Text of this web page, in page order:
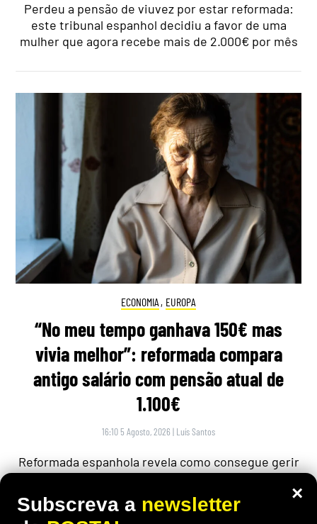
Perdeu a pensão de viuvez por estar reformada:
este tribunal espanhol decidiu a favor de uma
mulher que agora recebe mais de 2.000€ por mês
ECONOMIA , EUROPA
“No meu tempo ganhava 150€ mas
vivia melhor”: reformada compara
antigo salário com pensão atual de
1.100€
16:10 5 Agosto, 2026 | Luís Santos
Reformada espanhola revela como consegue gerir
mensalmente uma pensão de 1.100 euros perante
preços cada vez mais elevados
×
Subscreva a newsletter